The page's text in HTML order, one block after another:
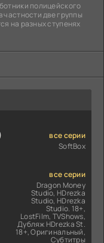
полицейского
частности две группы
на разных ступенях
все серии
SoftBox
все серии
Dragon Money
Studio, HDrezka
Studio, HDrezka
Studio. 18+,
LostFilm, TVShows,
Дубляж HDrezka St.
18+, Оригинальный,
Субтитры